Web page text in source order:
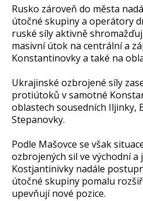
Rusko zároveň do města
útočné skupiny a operátory
ruské síly aktivně
masivní útok na centrální a
Konstantinovky a také na
Ukrajinské ozbrojené síly
protiútoků v samotné
oblastech sousedních Iljinky,
Stepanovky.
Podle Mašovce se však
ozbrojených sil ve východní a
Kostjantinivky nadále
útočné skupiny pomalu
upevňují nové pozice.